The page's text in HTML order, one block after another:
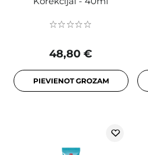
48,80 €
PIEVIENOT GROZAM